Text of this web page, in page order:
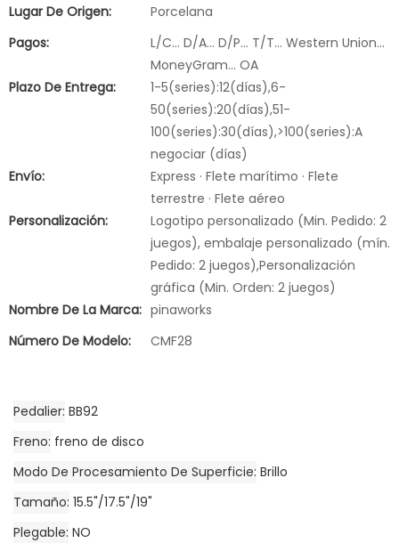
Lugar De Origen:
Porcelana
Pagos:
L/C... D/A... D/P... T/T... Western Union...
MoneyGram... OA
Plazo De Entrega:
1-5(series):12(días),6-
50(series):20(días),51-
100(series):30(días),>100(series):A
negociar (días)
Envío:
Express · Flete marítimo · Flete
terrestre · Flete aéreo
Personalización:
Logotipo personalizado (Min. Pedido: 2
juegos), embalaje personalizado (mín.
Pedido: 2 juegos),Personalización
gráfica (Min. Orden: 2 juegos)
Nombre De La Marca: pinaworks
Número De Modelo:
CMF28
Pedalier BB92
Freno freno de disco
Modo De Procesamiento De Superficie Brillo
Tamaño 15.5"/17.5"/19"
Plegable NO